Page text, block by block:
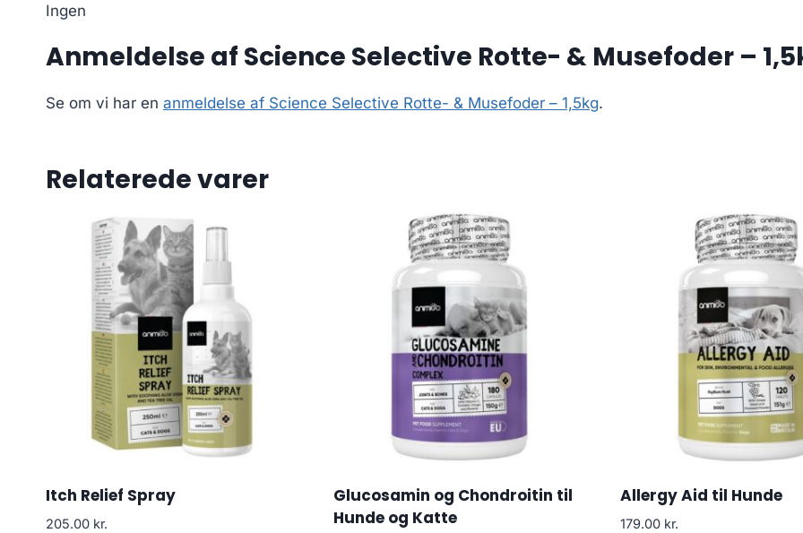
Ingen
Anmeldelse af Science Selective Rotte- & Musefoder –
Se om vi har en anmeldelse af Science Selective Rotte- & Musefoder – 1,5kg.
Relaterede varer
Itch Relief Spray
205.00 kr.
Glucosamin og Chondroitin til
Hunde og Katte
Allergy Aid til Hunde
179.00 kr.